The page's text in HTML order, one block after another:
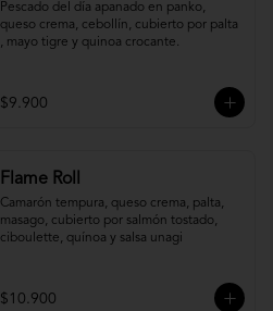
Pescado del día apanado en panko,
queso crema, cebollín, cubierto por palta
, mayo tigre y quinoa crocante.
$9.900
Flame Roll
Camarón tempura, queso crema, palta,
masago, cubierto por salmón tostado,
ciboulette, quínoa y salsa unagi
$10.900